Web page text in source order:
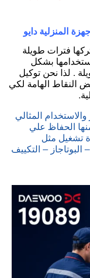
المنزلية دايو
فترات طويلة
بشكل
. لذا نحن توكيل
النقاط الهامة لكي
والاستخدام المثالي
الحفاظ علي
تشغيل مثل
البوتاجاز – التكييف